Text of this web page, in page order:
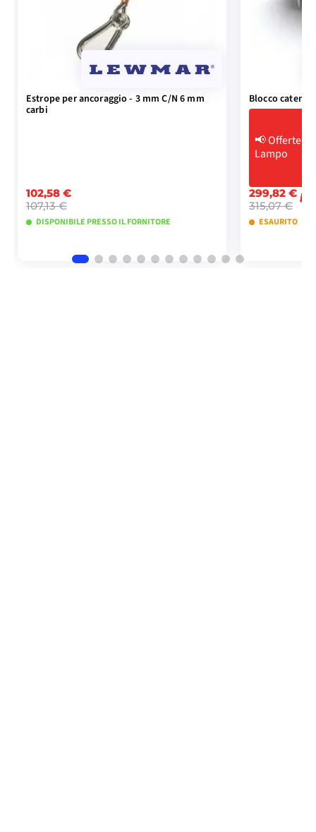
Estrope per ancoraggio - 3 mm C/N 6 mm
carbi
102,58 €
107,13 €
DISPONIBILE PRESSO IL FORNITORE
Blocco catena
📢Offerte
Lampo
299,82 €
315,07 €
ESAURITO